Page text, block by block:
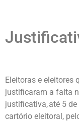
Eleitoras e eleitores
justificaram a falta
justificativa, até 5
cartório eleitoral,